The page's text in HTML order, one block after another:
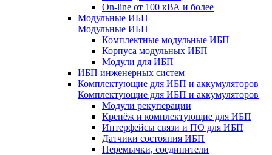
On-line от 100 кВА и более
Модульные ИБП
Модульные ИБП
Комплектные модульные ИБП
Корпуса модульных ИБП
Модули для ИБП
ИБП инженерных систем
Комплектующие для ИБП и аккумуляторов
Комплектующие для ИБП и аккумуляторов
Модули рекуперации
Крепёж и комплектующие для ИБП
Интерфейсы связи и ПО для ИБП
Датчики состояния ИБП
Перемычки, соединители